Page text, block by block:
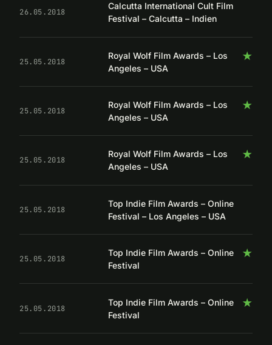
26.05.2018
Calcutta International Cult Film
Festival – Calcutta – Indien
25.05.2018 ★
Royal Wolf Film Awards – Los
Angeles – USA
25.05.2018 ★
Royal Wolf Film Awards – Los
Angeles – USA
25.05.2018 ★
Royal Wolf Film Awards – Los
Angeles – USA
25.05.2018
Top Indie Film Awards – Online
Festival – Los Angeles – USA
25.05.2018 ★
Top Indie Film Awards – Online
Festival
25.05.2018 ★
Top Indie Film Awards – Online
Festival